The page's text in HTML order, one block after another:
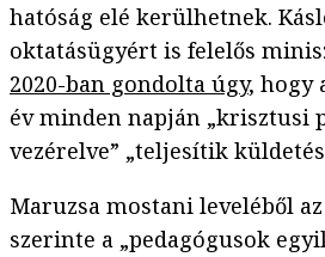
hatóság elé kerülhetnek.
oktatásügyért is felelős
2020-ban gondolta úgy, hogy
év minden napján „krisztusi
vezérelve” „teljesítik
Maruzsa mostani leveléből
szerinte a „pedagógusok